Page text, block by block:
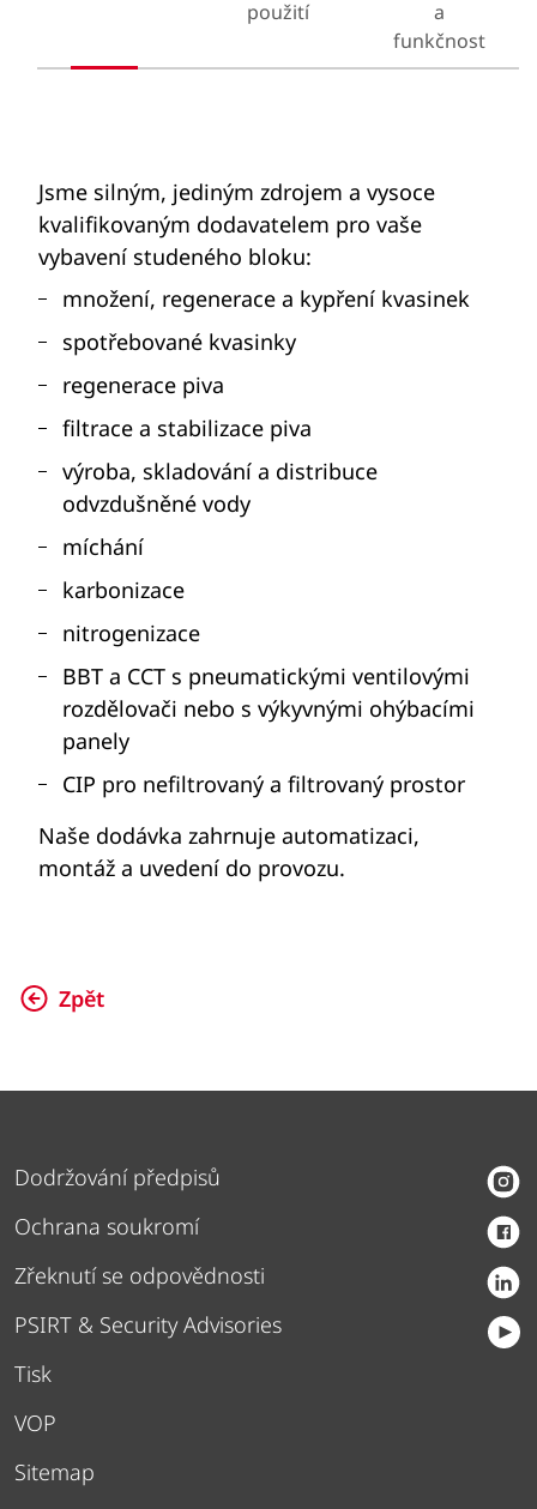
použití
a
funkčnost
Jsme silným, jediným zdrojem a vysoce
kvalifikovaným dodavatelem pro vaše
vybavení studeného bloku:
množení, regenerace a kypření kvasinek
spotřebované kvasinky
regenerace piva
filtrace a stabilizace piva
výroba, skladování a distribuce
odvzdušněné vody
míchání
karbonizace
nitrogenizace
BBT a CCT s pneumatickými ventilovými
rozdělovači nebo s výkyvnými ohýbacími
panely
CIP pro nefiltrovaný a filtrovaný prostor
Naše dodávka zahrnuje automatizaci,
montáž a uvedení do provozu.
Zpět
Dodržování předpisů
Ochrana soukromí
Zřeknutí se odpovědnosti
PSIRT & Security Advisories
Tisk
VOP
Sitemap